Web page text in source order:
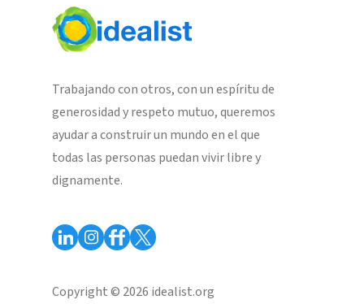
Trabajando con otros, con un espíritu de
generosidad y respeto mutuo, queremos
ayudar a construir un mundo en el que
todas las personas puedan vivir libre y
dignamente.
Copyright © 2026 idealist.org